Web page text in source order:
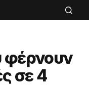
φέρνουν
σε 4